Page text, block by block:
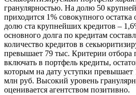
гранулярностью. На долю 50
приходится 1% совокупного остатка
долю ста крупнейших кредитов –
основного долга по кредитам
количество кредитов в
превышает 79 тыс. Критерии отбора
включать в портфель кредиты,
которым на дату уступки
млн руб. Высокий уровень
оценивается агентством позитивно.